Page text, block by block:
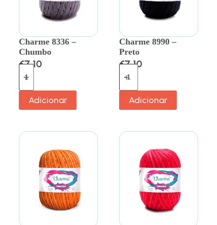
Charme 8336 –
Chumbo
€7.10
Adicionar
Charme 8990 –
Preto
€7.10
Adicionar